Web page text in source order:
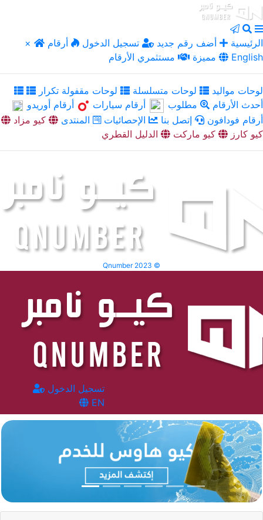
× الرئيسية أضف رقم جديد تسجيل الدخول
أرقام
مميزة
مستثمري الأرقام English
لوحات مواليد لوحات متسلسلة
لوحات مقفولة تكرار
أحدث الأرقام
مطلوب أرقام سيارات
أرقام أوريدو
أرقام فودافون
إتصل بنا الإحصائيات المنتدى
كيو مزاد
كيو كارز
كيو ماركت الدليل القطري
Qnumber 2023 ©
تسجيل الدخول
EN